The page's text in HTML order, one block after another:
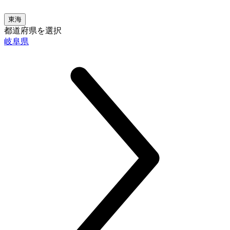
東海
都道府県を選択
岐阜県